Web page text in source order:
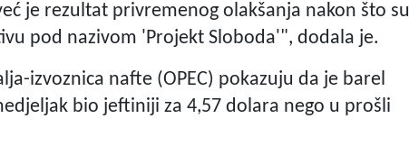
je rezultat privremenog olakšanja nakon što su
pod nazivom 'Projekt Sloboda'", dodala je.
izvoznica nafte (OPEC) pokazuju da je barel
bio jeftiniji za 4,57 dolara nego u prošli